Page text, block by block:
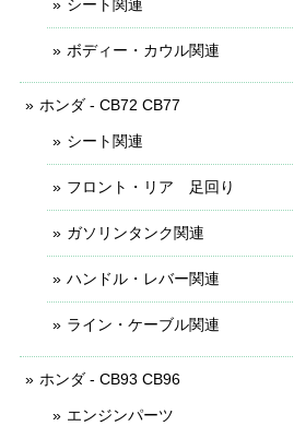
シート関連
ボディー・カウル関連
ホンダ - CB72 CB77
シート関連
フロント・リア 足回り
ガソリンタンク関連
ハンドル・レバー関連
ライン・ケーブル関連
ホンダ - CB93 CB96
エンジンパーツ